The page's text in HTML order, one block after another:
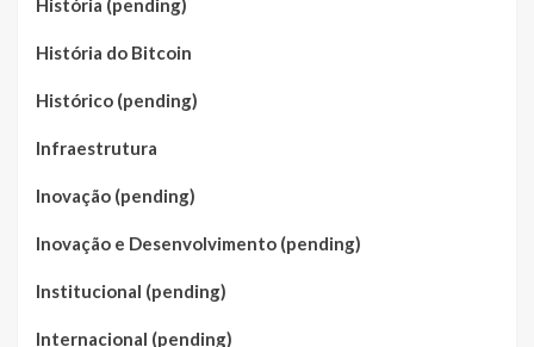
História (pending)
História do Bitcoin
Histórico (pending)
Infraestrutura
Inovação (pending)
Inovação e Desenvolvimento (pending)
Institucional (pending)
Internacional (pending)